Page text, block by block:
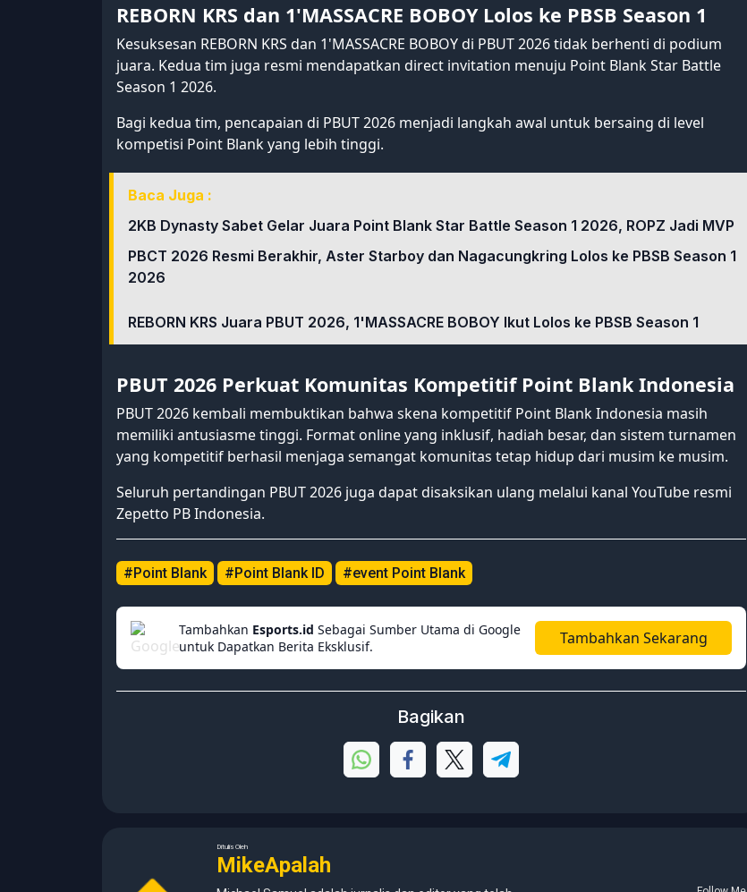
REBORN KRS dan 1'MASSACRE BOBOY Lolos ke PBSB Season 1
Kesuksesan REBORN KRS dan 1'MASSACRE BOBOY di PBUT 2026 tidak berhenti di podium
juara. Kedua tim juga resmi mendapatkan direct invitation menuju Point Blank Star Battle
Season 1 2026.
Bagi kedua tim, pencapaian di PBUT 2026 menjadi langkah awal untuk bersaing di level
kompetisi Point Blank yang lebih tinggi.
Baca Juga :
2KB Dynasty Sabet Gelar Juara Point Blank Star Battle Season 1 2026, ROPZ Jadi MVP
PBCT 2026 Resmi Berakhir, Aster Starboy dan Nagacungkring Lolos ke PBSB Season 1
2026
REBORN KRS Juara PBUT 2026, 1'MASSACRE BOBOY Ikut Lolos ke PBSB Season 1
PBUT 2026 Perkuat Komunitas Kompetitif Point Blank Indonesia
PBUT 2026 kembali membuktikan bahwa skena kompetitif Point Blank Indonesia masih
memiliki antusiasme tinggi. Format online yang inklusif, hadiah besar, dan sistem turnamen
yang kompetitif berhasil menjaga semangat komunitas tetap hidup dari musim ke musim.
Seluruh pertandingan PBUT 2026 juga dapat disaksikan ulang melalui kanal YouTube resmi
Zepetto PB Indonesia.
#Point Blank #Point Blank ID #event Point Blank
Tambahkan Esports.id Sebagai Sumber Utama di Google
untuk Dapatkan Berita Eksklusif.
Tambahkan Sekarang
Bagikan
Ditulis Oleh
MikeApalah